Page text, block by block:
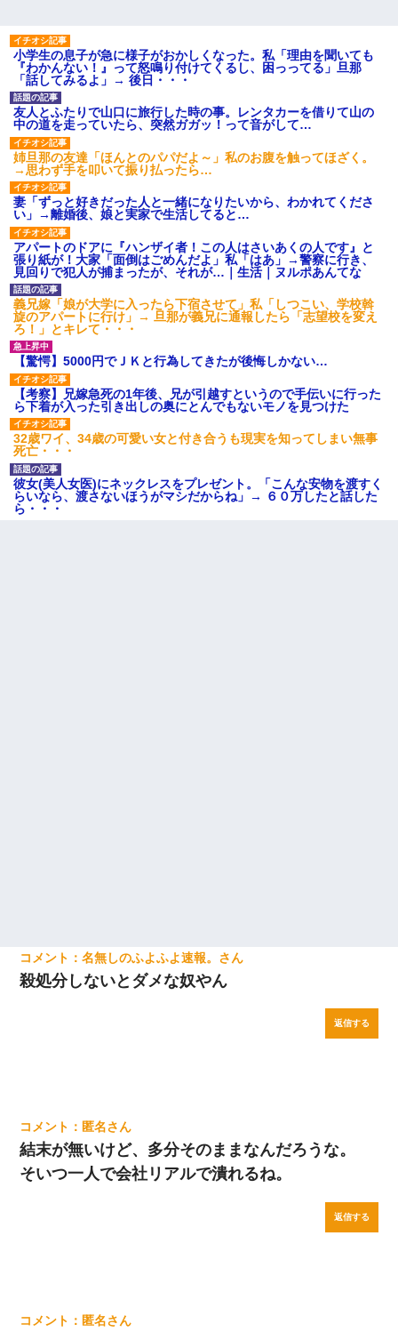
小学生の息子が急に様子がおかしくなった。私「理由を聞いても
『わかんない！』って怒鳴り付けてくるし、困っってる」旦那
「話してみるよ」→ 後日・・・
友人とふたりで山口に旅行した時の事。レンタカーを借りて山の
中の道を走っていたら、突然ガガッ！って音がして…
姉旦那の友達「ほんとのパパだよ～」私のお腹を触ってほざく。
→思わず手を叩いて振り払ったら…
妻「ずっと好きだった人と一緒になりたいから、わかれてくださ
い」→離婚後、娘と実家で生活してると…
アパートのドアに『ハンザイ者！この人はさいあくの人です』と
張り紙が！大家「面倒はごめんだよ」私「はあ」→警察に行き、
見回りで犯人が捕まったが、それが…｜生活｜ヌルポあんてな
義兄嫁「娘が大学に入ったら下宿させて」私「しつこい、学校斡
旋のアパートに行け」→ 旦那が義兄に通報したら「志望校を変え
ろ！」とキレて・・・
【驚愕】5000円でＪＫと行為してきたが後悔しかない…
【考察】兄嫁急死の1年後、兄が引越すというので手伝いに行った
ら下着が入った引き出しの奥にとんでもないモノを見つけた
32歳ワイ、34歳の可愛い女と付き合うも現実を知ってしまい無事
死亡・・・
彼女(美人女医)にネックレスをプレゼント。「こんな安物を渡すく
らいなら、渡さないほうがマシだからね」→ ６０万したと話した
ら・・・
名無しのふよふよ速報。
殺処分しないとダメな奴やん
返信する
匿名
結末が無いけど、多分そのままなんだろうな。
そいつ一人で会社リアルで潰れるね。
返信する
匿名